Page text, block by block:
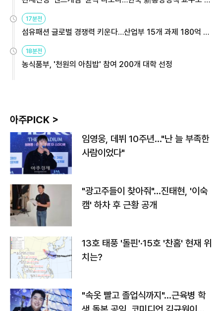
17분전
섬유패션 글로벌 경쟁력 키운다…산업부 15개 과제 180억 지
18분전
농식품부, '천원의 아침밥' 참여 200개 대학 선정
아주PICK >
임영웅, 데뷔 10주년…"난 늘 부족한
사람이었다"
"광고주들이 찾아줘"…진태현, '이숙
캠' 하차 후 근황 공개
13호 태풍 '돌핀'·15호 '찬홈' 현재 위
치는?
"속옷 빨고 졸업식까지"…근육병 학